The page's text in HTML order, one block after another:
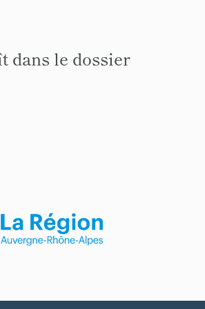
dans le dossier